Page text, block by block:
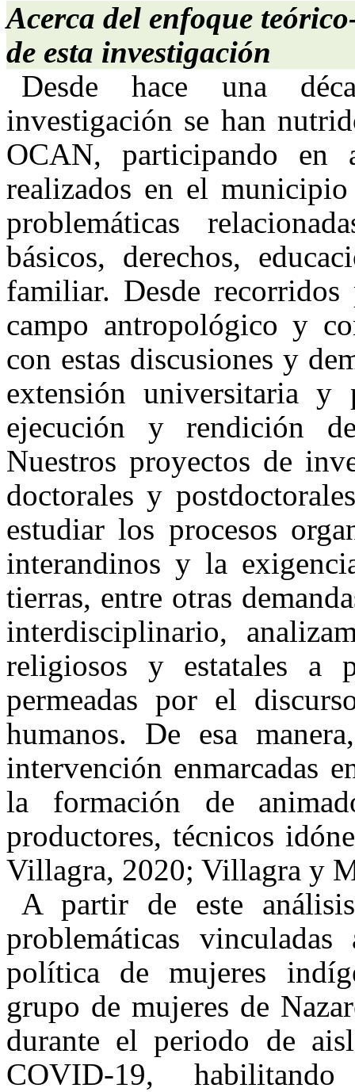
Acerca del enfoque
de esta investigación
Desde hace una
investigación se han
OCAN, participando en
realizados en el
problemáticas
básicos, derechos,
familiar. Desde
campo antropológico y
con estas discusiones y
extensión universitaria y
ejecución y rendición
Nuestros proyectos de
doctorales y
estudiar los procesos
interandinos y la
tierras, entre otras
interdisciplinario,
religiosos y estatales a
permeadas por el
humanos. De esa
intervención enmarcadas
la formación de
productores, técnicos
Villagra, 2020; Villagra y
A partir de este
problemáticas
política de mujeres
grupo de mujeres de
durante el periodo de
COVID-19,